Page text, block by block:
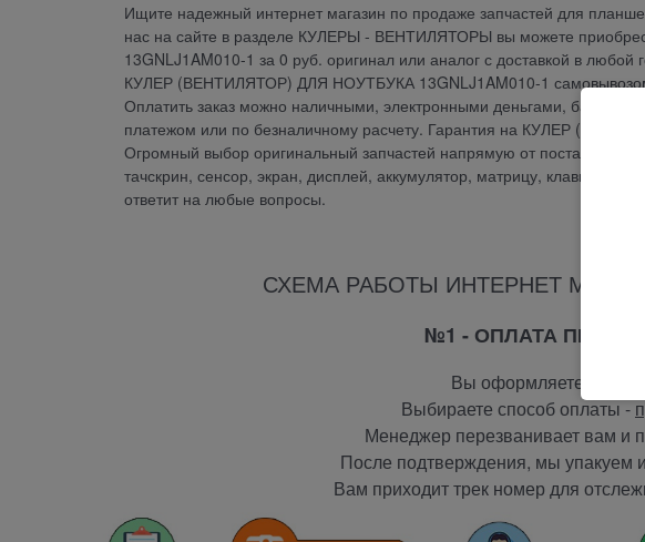
Ищите надежный интернет магазин по продаже запчастей для
нас на сайте в разделе КУЛЕРЫ - ВЕНТИЛЯТОРЫ вы можете
13GNLJ1AM010-1 за 0 руб. оригинал или аналог с доставкой в
КУЛЕР (ВЕНТИЛЯТОР) ДЛЯ НОУТБУКА 13GNLJ1AM010-1
Оплатить заказ можно наличными, электронными деньгами,
платежом или по безналичному расчету. Гарантия на КУЛЕР
Огромный выбор оригинальный запчастей напрямую от поставщиков.
тачскрин, сенсор, экран, дисплей, аккумулятор, матрицу, клавиатуру,
ответит на любые вопросы.
СХЕМА РАБОТЫ ИНТЕРНЕТ
№1 - ОПЛАТА ПРИ
Вы оформляете заказ
Выбираете способ оплаты -
Менеджер перезванивает вам и
После подтверждения, мы упакуем
Вам приходит трек номер для